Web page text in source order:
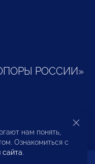
РОССИИ»
и
нам понять,
Ознакомиться с
сайта.